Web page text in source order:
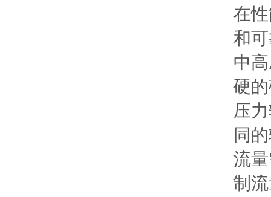
在
和
中
硬
压
同
流
制